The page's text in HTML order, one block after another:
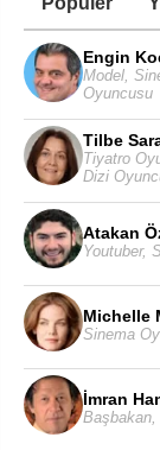
Engin
Model,
Oyuncusu
Tilbe
Tiyatro
Dizi
Atakan
Youtuber,
Michelle
Sinema
İmran
Başbakan